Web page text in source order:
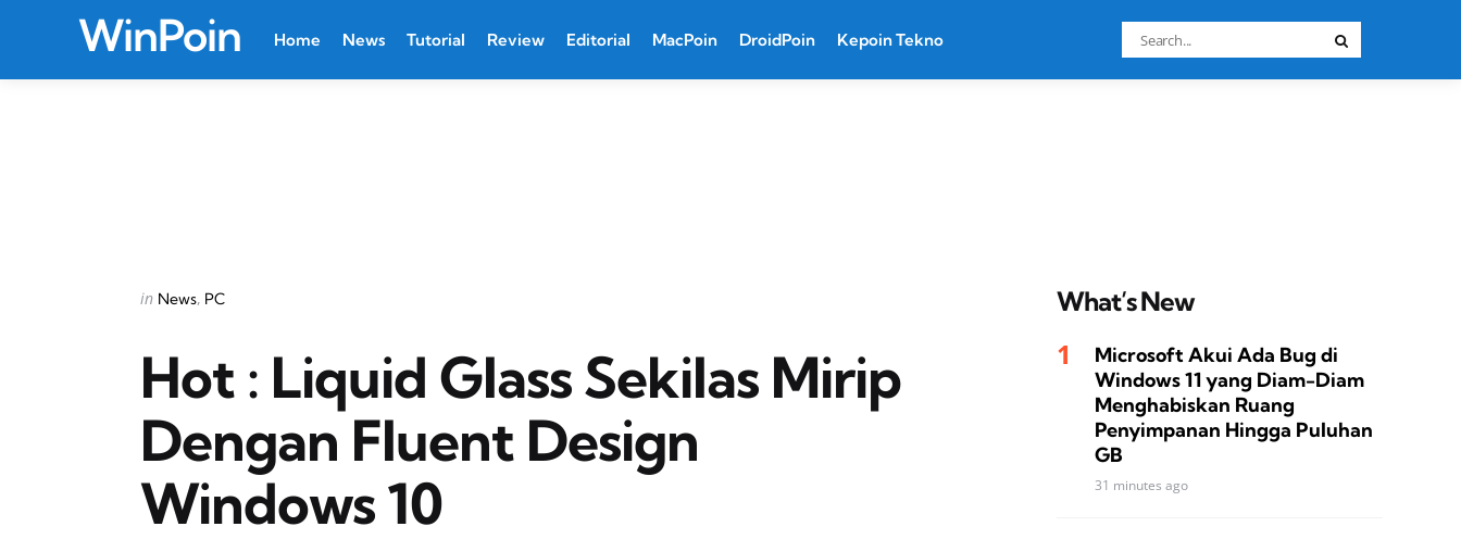
WinPoin Home News Tutorial Review Editorial MacPoin DroidPoin Kepoin Tekno
Search
for:
Categories
Posted
in News PC
Hot : Liquid Glass Sekilas Mirip
Dengan Fluent Design
Windows 10
What’s New
Microsoft Akui Ada Bug di
Windows 11 yang Diam-Diam
Menghabiskan Ruang
Penyimpanan Hingga Puluhan
GB
31 minutes ago